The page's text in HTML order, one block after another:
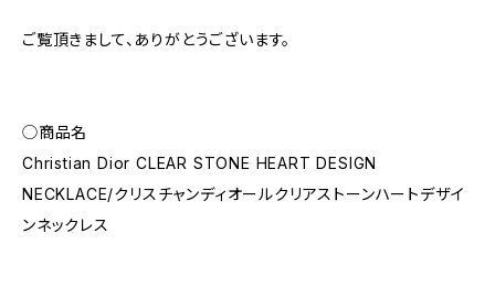
ご覧頂きまして、ありがとうございます。
◯商品名
Christian Dior CLEAR STONE HEART DESIGN
NECKLACE/クリスチャンディオールクリアストーンハートデザイ
ンネックレス